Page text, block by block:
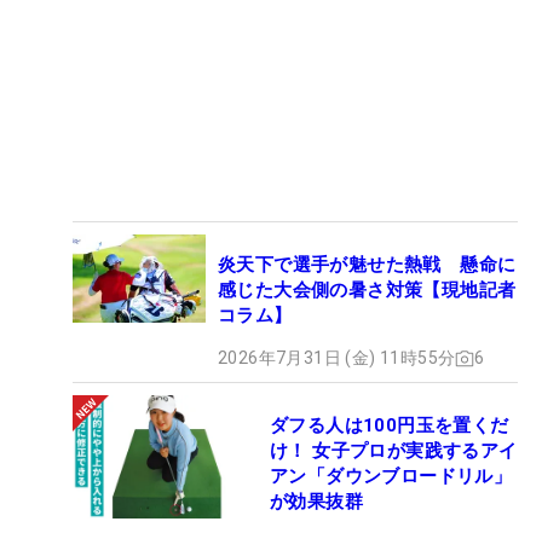
炎天下で選手が魅せた熱戦 懸命に
感じた大会側の暑さ対策【現地記者
コラム】
2026年7月31日 (金) 11時55分 6
ダフる人は100円玉を置くだ
け！ 女子プロが実践するアイ
アン「ダウンブロードリル」
が効果抜群